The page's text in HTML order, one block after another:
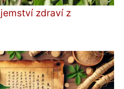
zdraví z